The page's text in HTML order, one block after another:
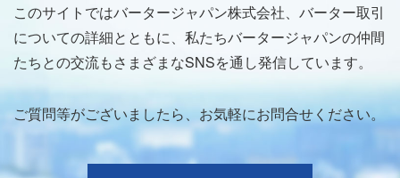
このサイトではバータージャパン株式会社、バーター取引
についての詳細とともに、私たちバータージャパンの仲間
たちとの交流もさまざまなSNSを通し発信しています。
ご質問等がございましたら、お気軽にお問合せください。